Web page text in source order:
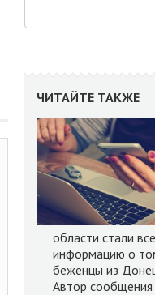
ЧИТАЙТЕ ТАКЖЕ
области стали
информацию о
беженцы из
Автор